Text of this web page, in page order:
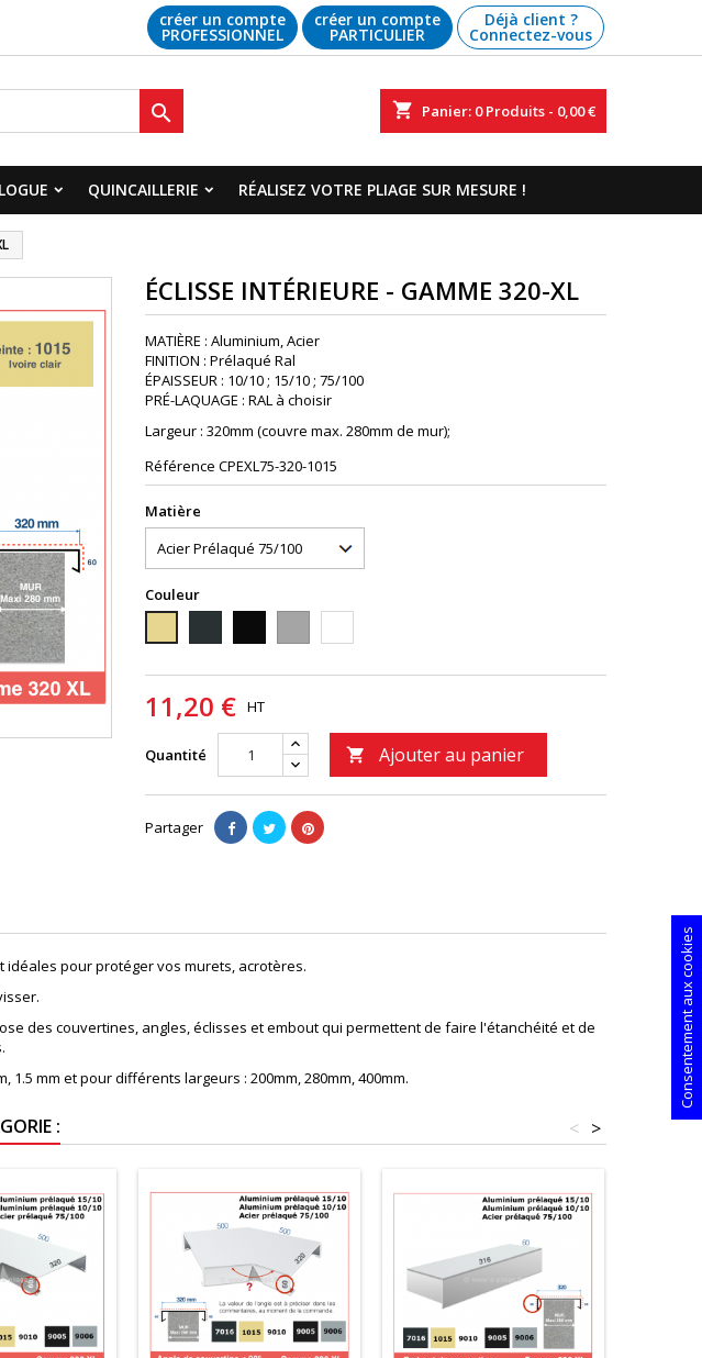
Déjà client ?
Connectez-vous
créer un compte
PARTICULIER
créer un compte
PROFESSIONNEL
shopping_cart Panier: 0Produits - 0,00 €

QUINCAILLERIE RÉALISEZ VOTRE PLIAGE SUR MESURE !
ÉCLISSE INTÉRIEURE - GAMME 320-XL
MATIÈRE : Aluminium, Acier
FINITION : Prélaqué Ral
ÉPAISSEUR : 10/10 ; 15/10 ; 75/100
PRÉ-LAQUAGE : RAL à choisir
Largeur : 320mm (couvre max. 280mm de mur);
Référence CPEXL75-320-1015
Matière
Couleur
11,20 € HT
Quantité  Ajouter au panier
Partager
pour protéger vos murets, acrotères.
des couvertines, angles, éclisses et embout qui permettent de faire l'étanchéité et de
mm et pour différents largeurs : 200mm, 280mm, 400mm.
: >
<
Consentement aux cookies